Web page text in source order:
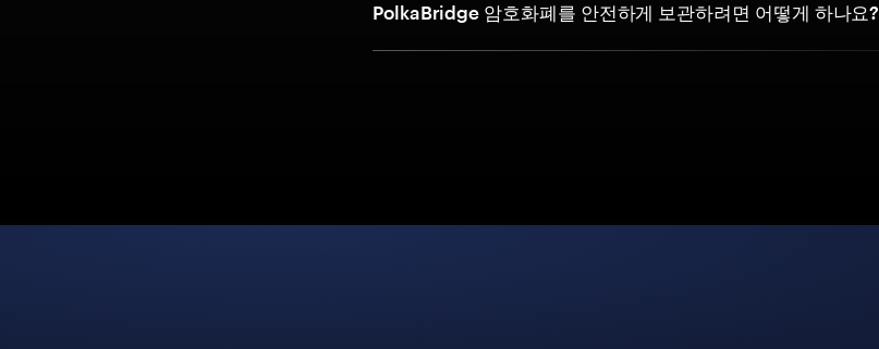
PolkaBridge 암호화폐를 안전하게 보관하려면 어떻게 하나요?